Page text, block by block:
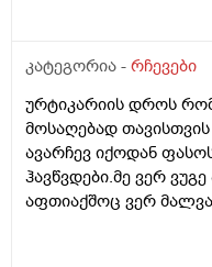
იძულებაში,
კუთხით, უფროდაუფრო
ბავშვობაში, 5-6-7
მემართებოდა,
ამოჭრა ურჩია ჩემს
მშობლებმა, არც
გამივლია ცალკე
მაწუხებს, აღარც
კატეგორია - რჩევები
ურტიკარიის დროს
მოსაღებად
ავარჩევ იქოდან
ჰავწვდები.მე ვერ
აფთიაქშოც ვერ